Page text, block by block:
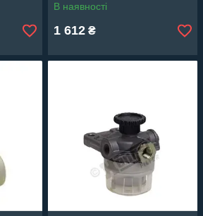
В наявності
1 612 ₴